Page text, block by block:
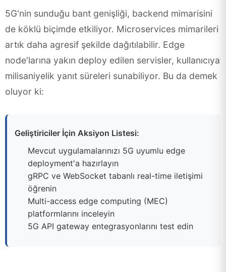
5G'nin sunduğu bant genişliği, backend mimarisini
de köklü biçimde etkiliyor. Microservices mimarileri
artık daha agresif şekilde dağıtılabilir. Edge
node'larına yakın deploy edilen servisler, kullanıcıya
milisaniyelik yanıt süreleri sunabiliyor. Bu da demek
oluyor ki:
Geliştiriciler İçin Aksiyon Listesi:
Mevcut uygulamalarınızı 5G uyumlu edge
deployment'a hazırlayın
gRPC ve WebSocket tabanlı real-time iletişimi
öğrenin
Multi-access edge computing (MEC)
platformlarını inceleyin
5G API gateway entegrasyonlarını test edin